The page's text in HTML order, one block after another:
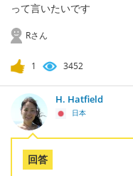
って言いたいです
Rさん
1 3452
H. Hatfield
日本
回答